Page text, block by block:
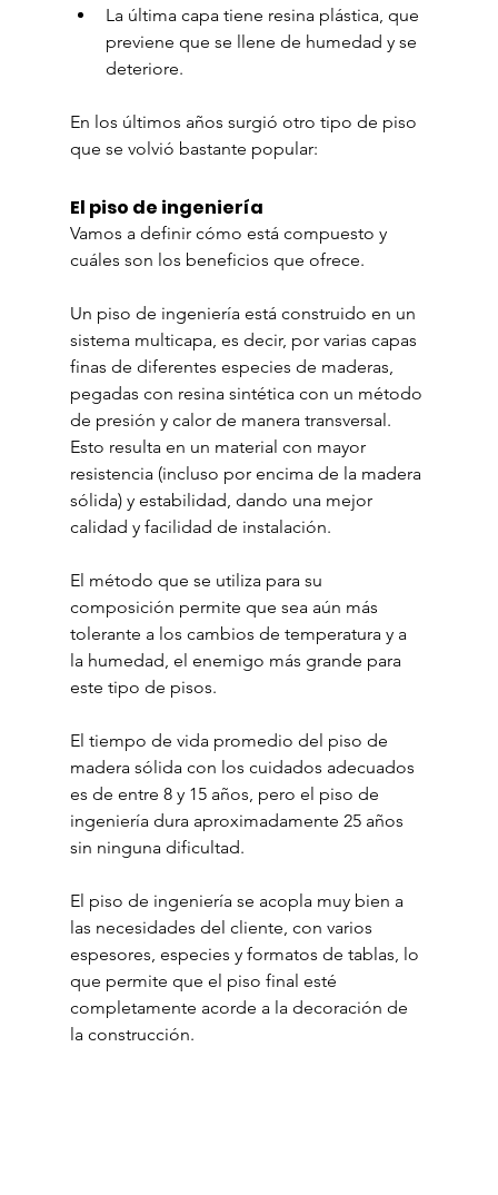
La última capa tiene resina plástica, que
previene que se llene de humedad y se
deteriore.
En los últimos años surgió otro tipo de piso
que se volvió bastante popular:
El piso de ingeniería
Vamos a definir cómo está compuesto y
cuáles son los beneficios que ofrece.
Un piso de ingeniería está construido en un
sistema multicapa, es decir, por varias capas
finas de diferentes especies de maderas,
pegadas con resina sintética con un método
de presión y calor de manera transversal.
Esto resulta en un material con mayor
resistencia (incluso por encima de la madera
sólida) y estabilidad, dando una mejor
calidad y facilidad de instalación.
El método que se utiliza para su
composición permite que sea aún más
tolerante a los cambios de temperatura y a
la humedad, el enemigo más grande para
este tipo de pisos.
El tiempo de vida promedio del piso de
madera sólida con los cuidados adecuados
es de entre 8 y 15 años, pero el piso de
ingeniería dura aproximadamente 25 años
sin ninguna dificultad.
El piso de ingeniería se acopla muy bien a
las necesidades del cliente, con varios
espesores, especies y formatos de tablas, lo
que permite que el piso final esté
completamente acorde a la decoración de
la construcción.